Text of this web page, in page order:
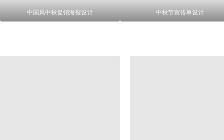
中国风中秋促销海报设计 中秋节宣传单设计